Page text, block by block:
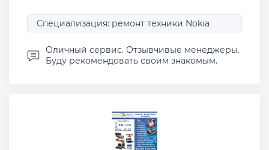
Специализация: ремонт техники Nokia
Оличный сервис. Отзывчивые менеджеры.
Буду рекомендовать своим знакомым.